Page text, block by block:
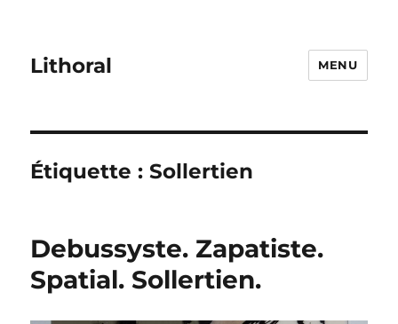
Lithoral MENU
Étiquette :Sollertien
Debussyste. Zapatiste.
Spatial. Sollertien.